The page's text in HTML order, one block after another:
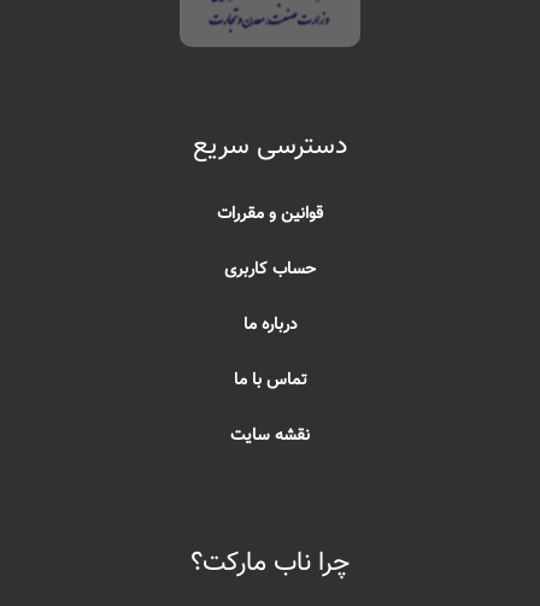
دسترسی سریع
قوانین و مقررات
حساب کاربری
درباره ما
تماس با ما
نقشه سایت
چرا ناب مارکت؟